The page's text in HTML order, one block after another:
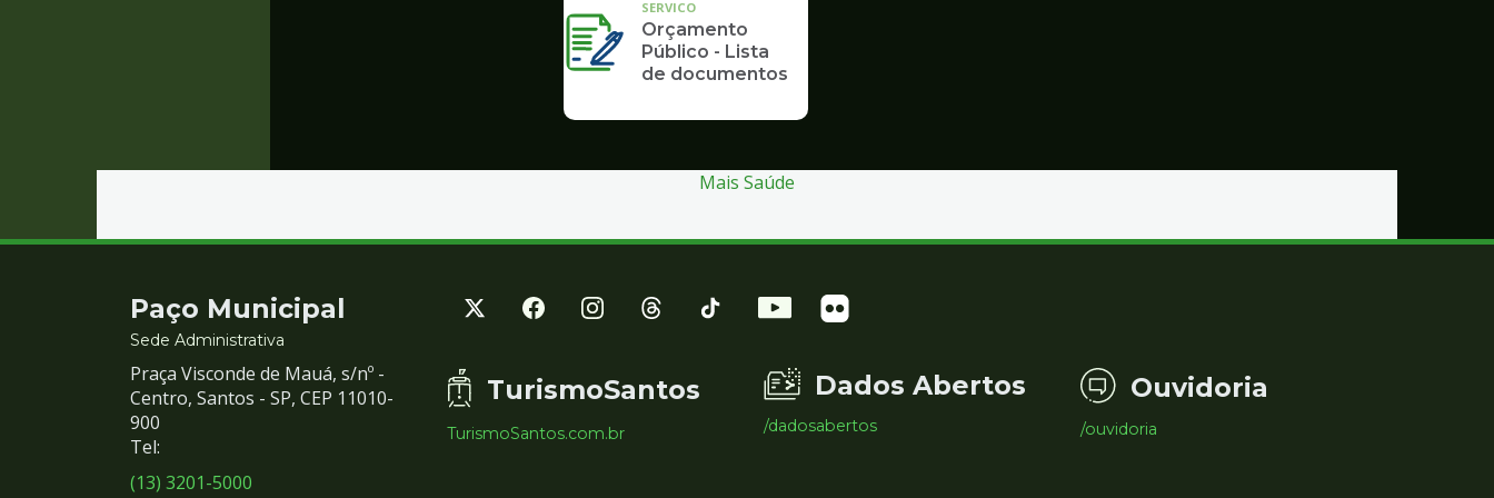
SERVICO
Orçamento
Público - Lista
de documentos
Mais Saúde
Contato
e
Redes
Sociais
Paço Municipal
Sede Administrativa
Praça Visconde de Mauá, s/nº -
Centro, Santos - SP, CEP 11010-
900
Tel:
(13) 3201-5000
TurismoSantos
TurismoSantos.com.br
Dados Abertos
/dadosabertos
Ouvidoria
/ouvidoria